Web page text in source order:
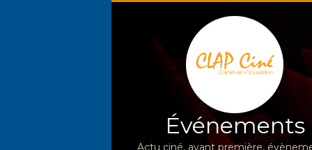
Événements
Actu ciné, avant première,